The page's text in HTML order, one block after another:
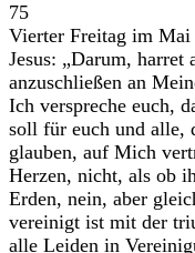
75
Vierter Freitag im
Jesus: „Darum,
anzuschließen an
Ich verspreche euch,
soll für euch und alle,
glauben, auf Mich
Herzen, nicht, als ob
Erden, nein, aber
vereinigt ist mit der
alle Leiden in